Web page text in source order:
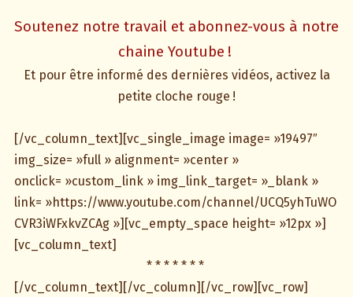
Soutenez notre travail et abonnez-vous à notre
chaine Youtube !
Et pour être informé des dernières vidéos, activez la
petite cloche rouge !
[/vc_column_text][vc_single_image image= »19497″
img_size= »full » alignment= »center »
onclick= »custom_link » img_link_target= »_blank »
link= »https://www.youtube.com/channel/UCQ5yhTuWO
CVR3iWFxkvZCAg »][vc_empty_space height= »12px »]
[vc_column_text]
* * * * * * *
[/vc_column_text][/vc_column][/vc_row][vc_row]